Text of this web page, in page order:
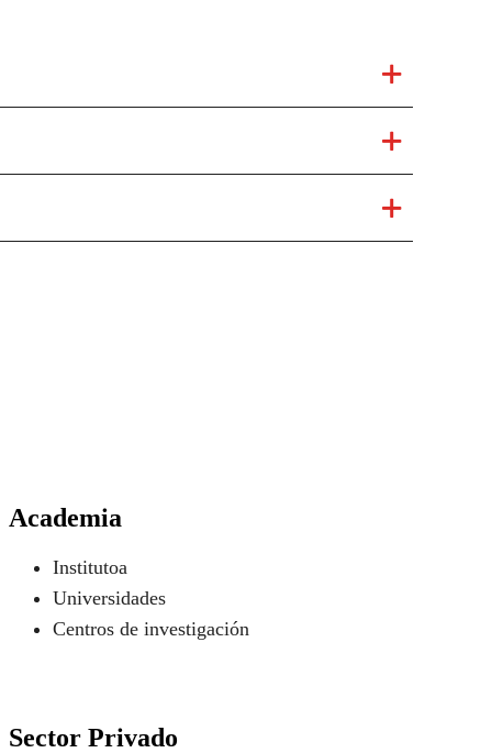
Academia
Institutoa
Universidades
Centros de investigación
Sector Privado